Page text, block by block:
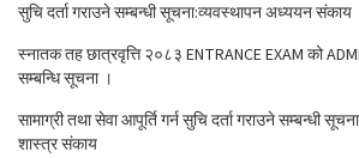
सुचि दर्ता गराउने सम्बन्धी सूचना:व्यवस्थापन अध्ययन संकाय
स्नातक तह छात्रवृत्ति २०८३ ENTRANCE EXAM को
सम्बन्धि सूचना ।
सामाग्री तथा सेवा आपूर्ति गर्न सुचि दर्ता गराउने सम्बन्धी
शास्त्र संकाय